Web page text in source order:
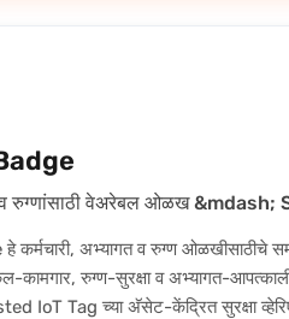
व रुग्णांसाठी वेअरेबल ओळख &mdash;
कर्मचारी, अभ्यागत व रुग्ण ओळखीसाठीचे
रुग्ण-सुरक्षा व अभ्यागत-
IoT Tag च्या अ‍ॅसेट-केंद्रित सुरक्षा